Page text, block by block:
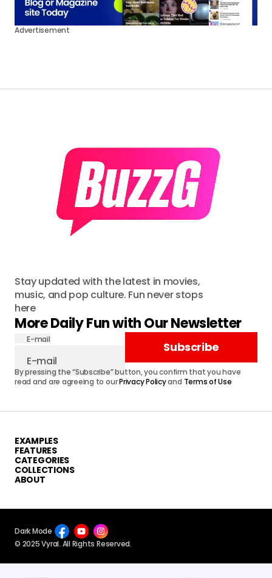
Advertisement
Stay updated with the latest in movies,
music, and pop culture. Fun never stops
here
More Daily Fun with Our Newsletter
E-mail
Subscribe
By pressing the “Subscribe” button, you confirm that you have
read and are agreeing to ourPrivacy Policyand Terms of Use
EXAMPLES
FEATURES
CATEGORIES
COLLECTIONS
ABOUT
© 2025 Vyral. All Rights Reserved.
Dark Mode